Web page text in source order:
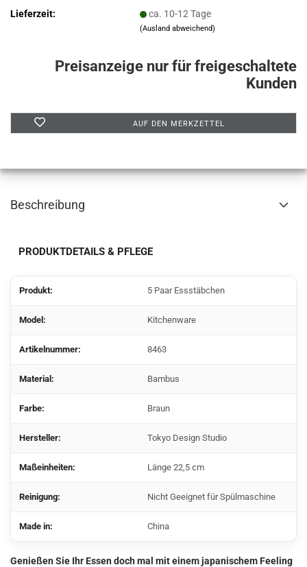
Lieferzeit:
ca. 10-12 Tage
(Ausland abweichend)
Preisanzeige nur für freigeschaltete
Kunden
AUF DEN MERKZETTEL
Beschreibung
PRODUKTDETAILS & PFLEGE
Produkt: 5 Paar Essstäbchen
Model: Kitchenware
Artikelnummer: 8463
Material: Bambus
Farbe: Braun
Hersteller: Tokyo Design Studio
Maßeinheiten: Länge 22,5 cm
Reinigung: Nicht Geeignet für Spülmaschine
Made in: China
Genießen Sie Ihr Essen doch mal mit einem japanischem Feeling